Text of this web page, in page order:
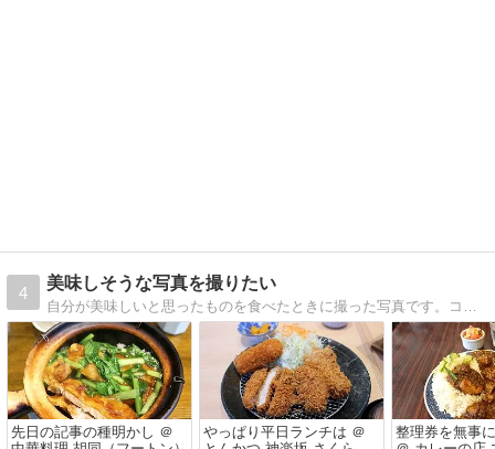
4
美味しそうな写真を撮りたい
先日の記事の種明かし ＠
やっぱり平日ランチは ＠
整理券を無事